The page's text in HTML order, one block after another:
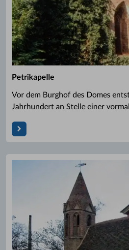
Petrikapelle
Vor dem Burghof des Domes
Jahrhundert an Stelle einer